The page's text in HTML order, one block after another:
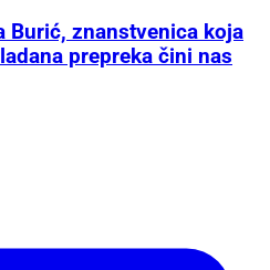
Burić, znanstvenica koja
prepreka čini nas